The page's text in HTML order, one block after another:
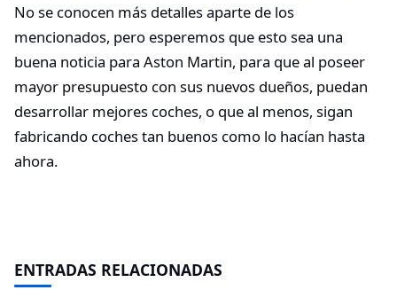
No se conocen más detalles aparte de los
mencionados, pero esperemos que esto sea una
buena noticia para Aston Martin, para que al poseer
mayor presupuesto con sus nuevos dueños, puedan
desarrollar mejores coches, o que al menos, sigan
fabricando coches tan buenos como lo hacían hasta
ahora.
ENTRADAS RELACIONADAS